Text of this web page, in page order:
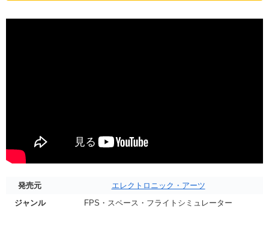
発売元
エレクトロニック・アーツ
ジャンル
FPS・スペース・フライトシミュレーター